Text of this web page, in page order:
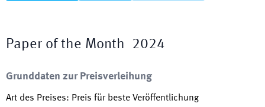
Paper of the Month 2024
Grunddaten zur Preisverleihung
Art des Preises: Preis für beste Veröffentlichung